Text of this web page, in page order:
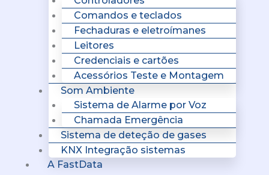
Comandos e teclados
Fechaduras e eletroímanes
Leitores
Credenciais e cartões
Acessórios Teste e Montagem
Som Ambiente
Sistema de Alarme por Voz
Chamada Emergência
Sistema de deteção de gases
KNX Integração sistemas
A FastData